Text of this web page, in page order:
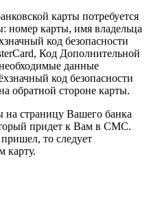
карты потребуется
номер карты, имя владельца
код безопасности
Код Дополнительной
данные
код безопасности
обратной стороне карты.
на страницу Вашего банка
придет к Вам в СМС.
то следует
карту.